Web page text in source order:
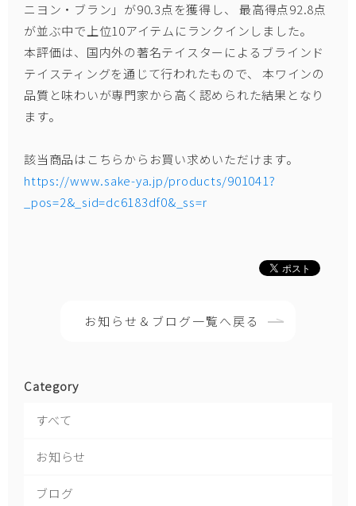
ニヨン・ブラン」 が90.3点を獲得し、 最高得点92.8点
が並ぶ中で上位10アイテムにランクイン しました。
本評価は、国内外の著名テイスターによるブラインド
テイスティングを通じて行われたもので、 本ワインの
品質と味わいが専門家から高く認められた結果となり
ます。
該当商品はこちらからお買い求めいただけます。
https://www.sake-ya.jp/products/901041?
_pos=2&_sid=dc6183df0&_ss=r
お知らせ＆ブログ一覧へ戻る
Category
すべて
お知らせ
ブログ